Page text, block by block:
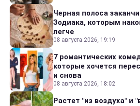
Черная полоса
Зодиака, которым
легче
08 августа 2026, 19:19
7 романтических
которые хочется
и снова
08 августа 2026, 18:02
Растет "из воздуха" и